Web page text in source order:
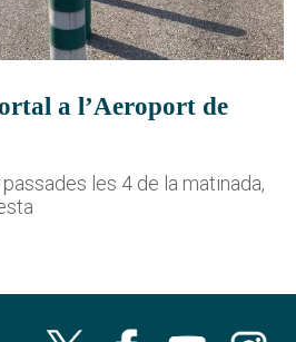
a l’Aeroport de
les 4 de la matinada,